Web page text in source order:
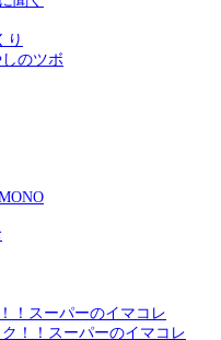
り
のツボ
！スーパーのイマコレ
！！スーパーのイマコレ